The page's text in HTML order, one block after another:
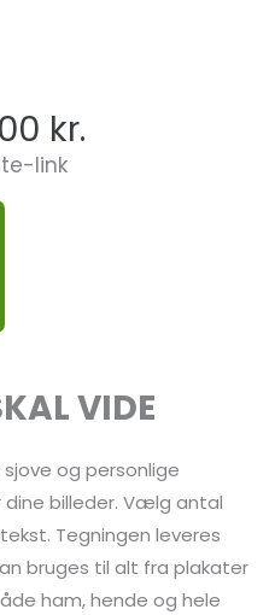
kr.
link
VIDE
og personlige
billeder. Vælg antal
Tegningen leveres
bruges til alt fra plakater
ham, hende og hele